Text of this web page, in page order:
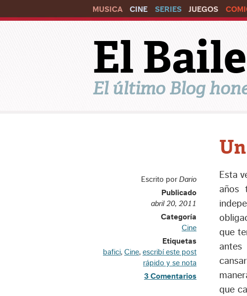
MUSICA CINE SERIES JUEGOS
El
El último Blog
Escrito porDario
Publicado
abril 20, 2011
Categoría
Cine
Etiquetas
bafici, Cine, escribí este post
rápido y se nota
3 Comentarios
Esta
años
que
que